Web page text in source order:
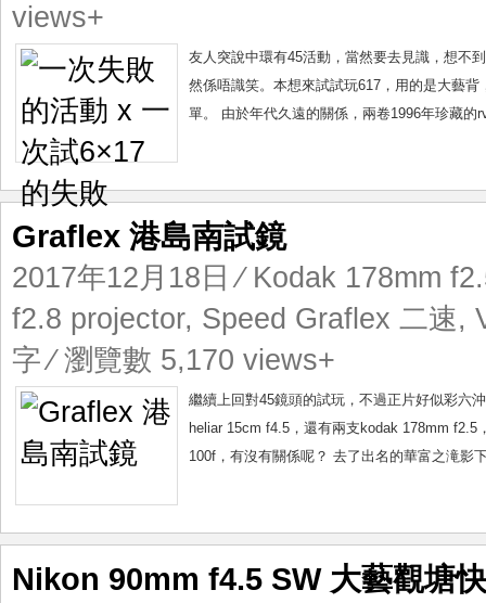
views+
友人突說中環有45活動，當然要去見識，想不
然係唔識笑。本想來試試玩617，用的是大藝
單。 由於年代久遠的關係，兩卷1996年珍藏
Graflex 港島南試鏡
2017年12月18日 ⁄ Kodak 178mm
f2.8 projector, Speed Graflex 二速,
字 ⁄ 瀏覽數 5,170 views+
繼續上回對45鏡頭的試玩，不過正片好似彩六
heliar 15cm f4.5，還有兩支kodak 178mm
100f，有沒有關係呢？ 去了出名的華富之滝影
Nikon 90mm f4.5 SW 大藝觀塘